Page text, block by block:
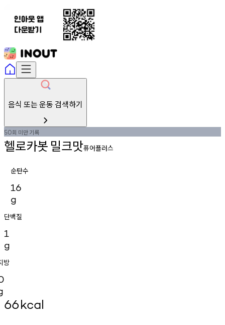
음식 또는 운동 검색하기
50회 미만기록
헬로카봇 밀크맛퓨어플러스
순탄수
16
g
단백질
1
g
방
66kcal